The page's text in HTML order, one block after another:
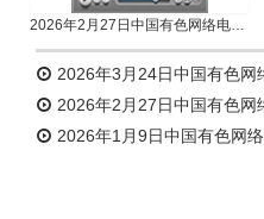
2026年2月27日中国有色网络电视新闻
2026年3月24日中国有色网
2026年2月27日中国有色网
2026年1月9日中国有色网